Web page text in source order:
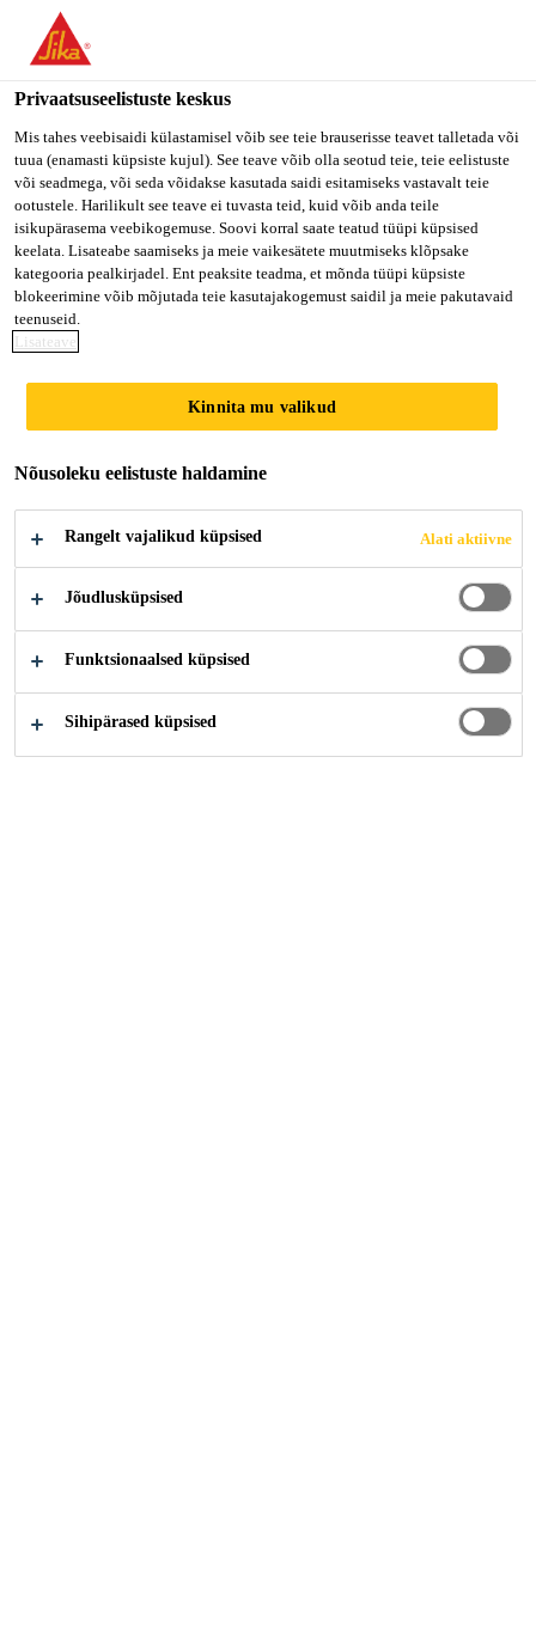
You are accessing "Sika Estonia OÜ", it seems you are accessing
it from "Ameerika Ühendriigid". We have a dedicated website for
your country.
TO SIKA
USA
STAY ON SIKA
ESTONIA OÜ
VALI
RIIK
Sika Estonia OÜ
LIIMID JA
TIHENDUSMAT
ERJALID
Ehitus kodukasutajale Liimid ja tihendusmaterjalid
Privaatsuseelistuste keskus
Mis tahes veebisaidi külastamisel võib see teie brauserisse teavet talletada või
tuua (enamasti küpsiste kujul). See teave võib olla seotud teie, teie eelistuste
või seadmega, või seda võidakse kasutada saidi esitamiseks vastavalt teie
ootustele. Harilikult see teave ei tuvasta teid, kuid võib anda teile
isikupärasema veebikogemuse. Soovi korral saate teatud tüüpi küpsised
keelata. Lisateabe saamiseks ja meie vaikesätete muutmiseks klõpsake
kategooria pealkirjadel. Ent peaksite teadma, et mõnda tüüpi küpsiste
blokeerimine võib mõjutada teie kasutajakogemust saidil ja meie pakutavaid
teenuseid.
Lisateave
Kinnita mu valikud
Nõusoleku eelistuste haldamine
Rangelt vajalikud küpsised Alati aktiivne
Jõudlusküpsised
Funktsionaalsed küpsised
Sihipärased küpsised